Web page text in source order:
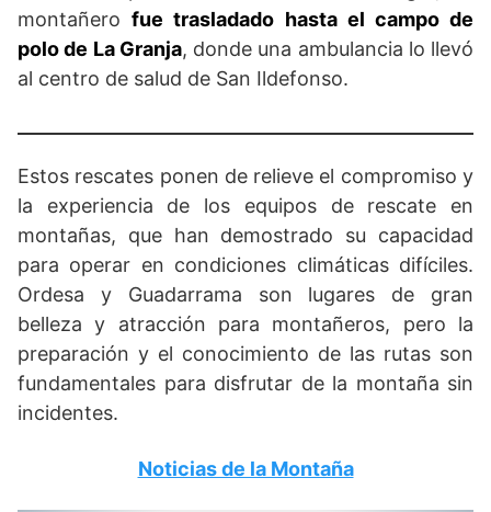
montañerofue trasladado hasta el campo de
polo de La Granja, donde una ambulancia lo llevó
al centro de salud de San Ildefonso.
Estos rescates ponen de relieve el compromiso y
la experiencia de los equipos de rescate en
montañas, que han demostrado su capacidad
para operar en condiciones climáticas difíciles.
Ordesa y Guadarrama son lugares de gran
belleza y atracción para montañeros, pero la
preparación y el conocimiento de las rutas son
fundamentales para disfrutar de la montaña sin
incidentes.
Noticias de la Montaña